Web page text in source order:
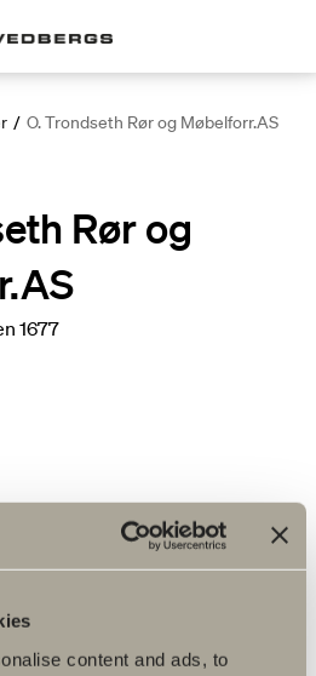
content and ads, to
/ O. Trondseth Rør og Møbelforr.AS
Rør og
1677